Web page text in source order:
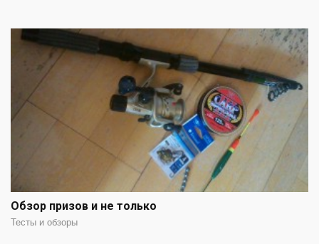
Обзор призов и не только
Тесты и обзоры